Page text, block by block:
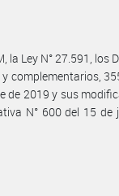
la Ley N° 27.591, los
complementarios,
de 2019 y sus
N° 600 del 15 de